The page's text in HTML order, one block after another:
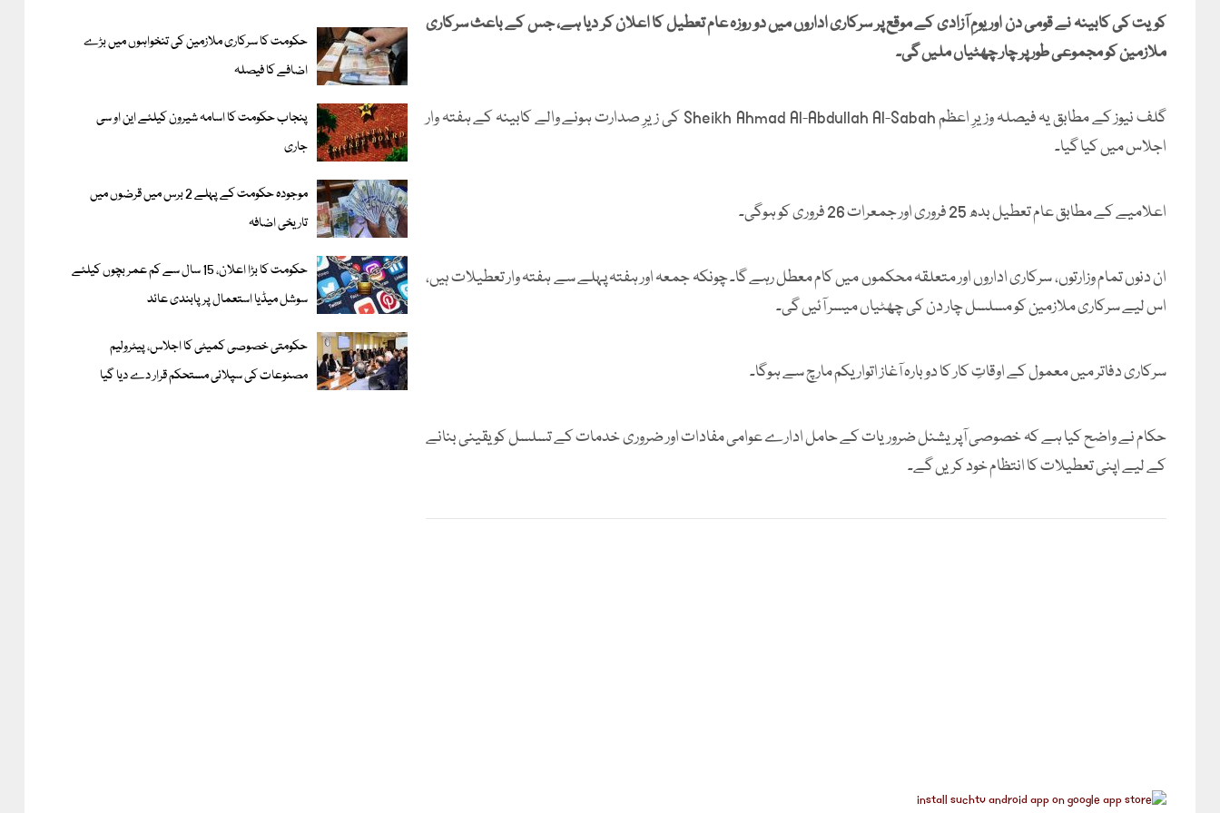
کویت کی کابینہ نے قومی دن اور یومِ آزادی کے موقع پر سرکاری اداروں میں دو روزہ عام تعطیل کا اعلان کر دیا ہے، جس کے باعث سرکاری
ملازمین کو مجموعی طور پر چار چھٹیاں ملیں گی۔
گلف نیوز کے مطابق یہ فیصلہ وزیرِ اعظم Sheikh Ahmad Al-Abdullah Al-Sabah کی زیرِ صدارت ہونے والے کابینہ کے ہفتہ وار
اجلاس میں کیا گیا۔
اعلامیے کے مطابق عام تعطیل بدھ 25 فروری اور جمعرات 26 فروری کو ہوگی۔
ان دنوں تمام وزارتوں، سرکاری اداروں اور متعلقہ محکموں میں کام معطل رہے گا۔ چونکہ جمعہ اور ہفتہ پہلے سے ہفتہ وار تعطیلات ہیں،
اس لیے سرکاری ملازمین کو مسلسل چار دن کی چھٹیاں میسر آئیں گی۔
سرکاری دفاتر میں معمول کے اوقاتِ کار کا دوبارہ آغاز اتوار یکم مارچ سے ہوگا۔
حکام نے واضح کیا ہے کہ خصوصی آپریشنل ضروریات کے حامل ادارے عوامی مفادات اور ضروری خدمات کے تسلسل کو یقینی بنانے
کے لیے اپنی تعطیلات کا انتظام خود کریں گے۔
حکومت کا سرکاری ملازمین کی تنخواہوں میں بڑے
اضافے کا فیصلہ
پنجاب حکومت کا اسامہ شیرون کیلئے این او سی
جاری
موجودہ حکومت کے پہلے 2 برس میں قرضوں میں
تاریخی اضافہ
حکومت کا بڑا اعلان، 15 سال سے کم عمر بچوں کیلئے
سوشل میڈیا استعمال پر پابندی عائد
حکومتی خصوصی کمیٹی کا اجلاس، پیٹرولیم
مصنوعات کی سپلائی مستحکم قرار دے دیا گیا